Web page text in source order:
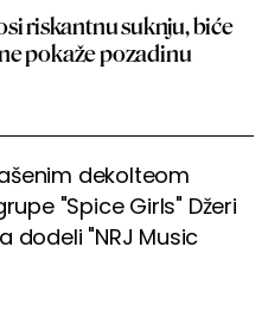
riskantnu suknju, biće
pokaže pozadinu
dekolteom
"Spice Girls" Džeri
dodeli "NRJ Music